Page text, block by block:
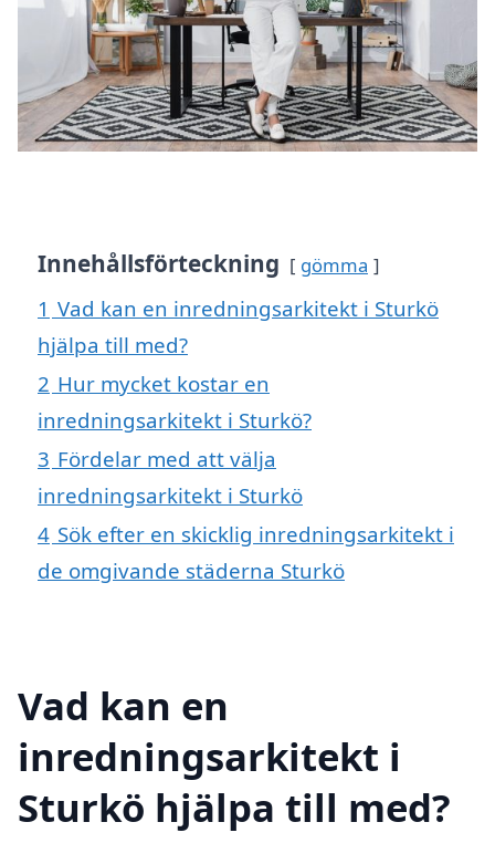
Innehållsförteckning gömma
1 Vad kan en inredningsarkitekt i Sturkö
hjälpa till med?
2 Hur mycket kostar en
inredningsarkitekt i Sturkö?
3 Fördelar med att välja
inredningsarkitekt i Sturkö
4 Sök efter en skicklig inredningsarkitekt i
de omgivande städerna Sturkö
Vad kan en
inredningsarkitekt i
Sturkö hjälpa till med?